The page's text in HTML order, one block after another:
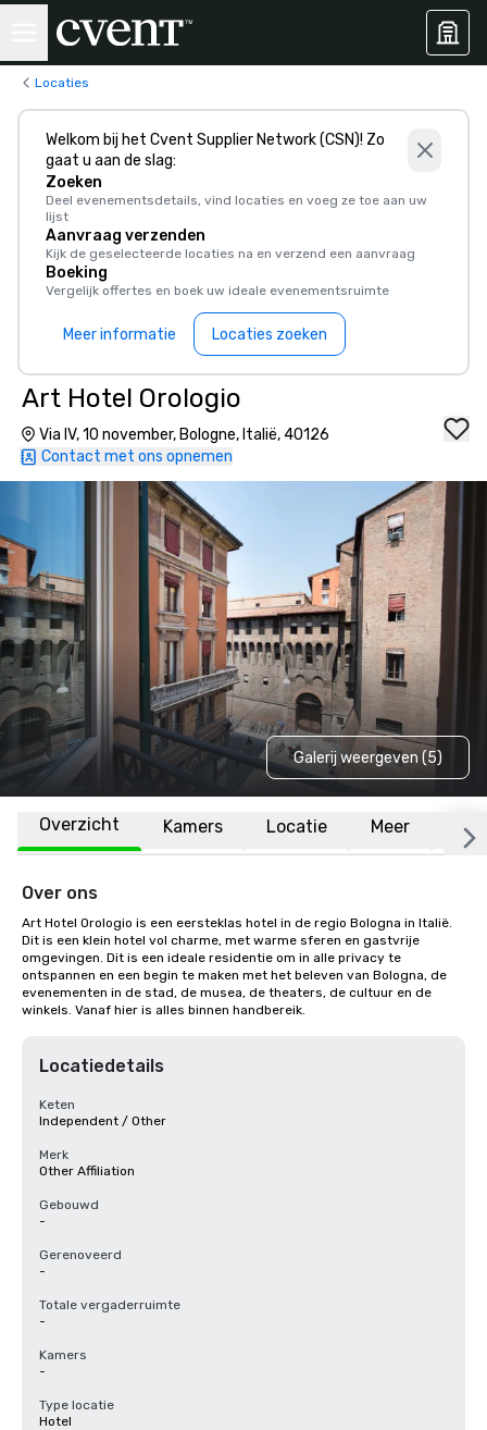
Locaties
Welkom bij het Cvent Supplier Network (CSN)! Zo
gaat u aan de slag:
Zoeken
Deel evenementsdetails, vind locaties en voeg ze toe aan uw
lijst
Aanvraag verzenden
Kijk de geselecteerde locaties na en verzend een aanvraag
Boeking
Vergelijk offertes en boek uw ideale evenementsruimte
Meer informatie Locaties zoeken
Art Hotel Orologio
Via IV, 10 november, Bologne, Italië, 40126
Contact met ons opnemen
Galerij weergeven (5)
Overzicht Kamers Locatie Meer
Over ons
Art Hotel Orologio is een eersteklas hotel in de regio Bologna in Italië.
Dit is een klein hotel vol charme, met warme sferen en gastvrije
omgevingen. Dit is een ideale residentie om in alle privacy te
ontspannen en een begin te maken met het beleven van Bologna, de
evenementen in de stad, de musea, de theaters, de cultuur en de
winkels. Vanaf hier is alles binnen handbereik.
Locatiedetails
Keten
Independent / Other
Merk
Other Affiliation
Gebouwd
-
Gerenoveerd
-
Totale vergaderruimte
-
Kamers
-
Type locatie
Hotel